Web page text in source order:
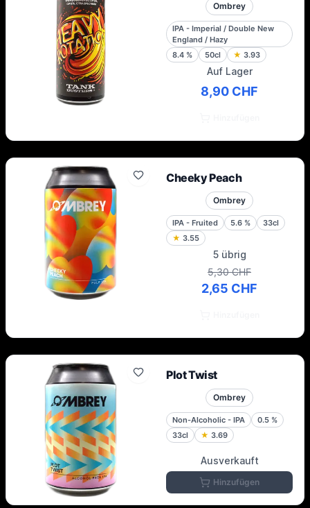
Ombrey
IPA - Imperial / Double New
England / Hazy
8.4 % 50cl ★ 3.93
Auf Lager
8,90 CHF
Cheeky Peach
Ombrey
IPA - Fruited 5.6 %
33cl
★ 3.55
5 übrig
5,30 CHF
2,65 CHF
Plot Twist
Ombrey
Non-Alcoholic - IPA 0.5 %
33cl
★ 3.69
Ausverkauft
Hinzufügen